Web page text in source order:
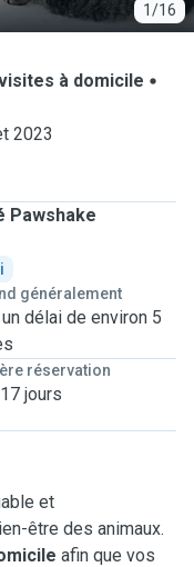
1/16
à domicile
2023
Pawshake
généralement
délai de environ 5
réservation
jours
et
être des animaux.
afin que vos